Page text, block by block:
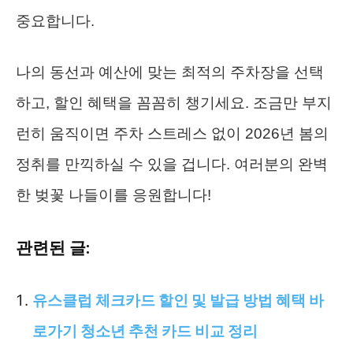
중요합니다.
나의 동선과 예산에 맞는 최적의 주차장을 선택
하고, 할인 혜택을 꼼꼼히 챙기세요. 조금만 부지
런히 움직이면 주차 스트레스 없이 2026년 봄의
정취를 만끽하실 수 있을 겁니다. 여러분의 완벽
한 벚꽃 나들이를 응원합니다!
관련된 글:
유스클럽 체크카드 할인 및 발급 방법 혜택 바
로가기 청소년 추천 카드 비교 정리